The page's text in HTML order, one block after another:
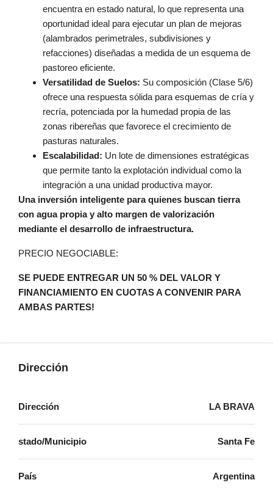
encuentra en estado natural, lo que representa una
oportunidad ideal para ejecutar un plan de mejoras
(alambrados perimetrales, subdivisiones y
refacciones) diseñadas a medida de un esquema de
pastoreo eficiente.
Versatilidad de Suelos: Su composición (Clase 5/6)
ofrece una respuesta sólida para esquemas de cría y
recría, potenciada por la humedad propia de las
zonas ribereñas que favorece el crecimiento de
pasturas naturales.
Escalabilidad: Un lote de dimensiones estratégicas
que permite tanto la explotación individual como la
integración a una unidad productiva mayor.
Una inversión inteligente para quienes buscan tierra
con agua propia y alto margen de valorización
mediante el desarrollo de infraestructura.
PRECIO NEGOCIABLE:
SE PUEDE ENTREGAR UN 50 % DEL VALOR Y
FINANCIAMIENTO EN CUOTAS A CONVENIR PARA
AMBAS PARTES!
Dirección
Dirección LA BRAVA
stado/Municipio Santa Fe
País Argentina